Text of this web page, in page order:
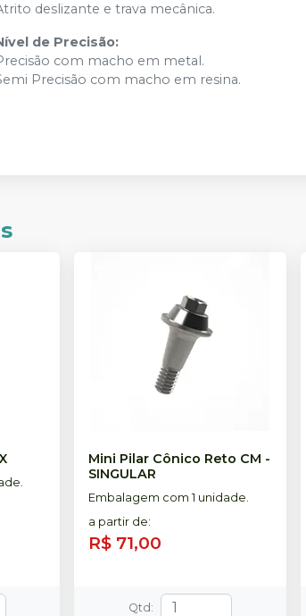
deslizante e trava mecânica.
de Precisão:
com macho em metal.
Precisão com macho em resina.
Mini Pilar Cônico Reto CM -
SINGULAR
Embalagem com 1 unidade.
a partir de:
R$ 71,00
Qtd :